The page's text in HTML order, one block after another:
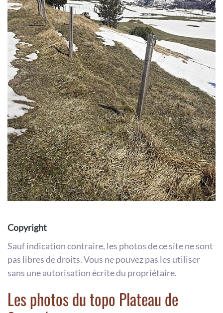
Copyright
Sauf indication contraire, les photos de ce site ne sont
pas libres de droits. Vous ne pouvez pas les utiliser
sans une autorisation écrite du propriétaire.
Les photos du topo Plateau de